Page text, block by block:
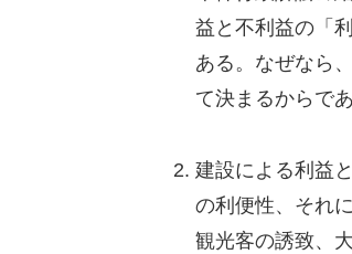
益と不利益の「
ある。なぜなら
て決まるからであ
建設による利益
の利便性、それ
観光客の誘致、